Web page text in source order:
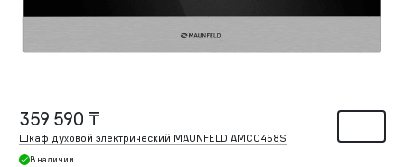
359 590 ₸
Шкаф духовой электрический MAUNFELD AMCO458S
В наличии